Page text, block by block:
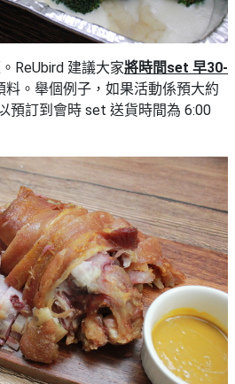
ReUbird 建議大家將時間set 早30-
料。舉個例子，如果活動係預大約
預訂到會時 set 送貨時間為 6:00